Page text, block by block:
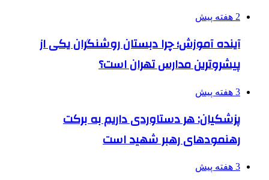
2 هفته پیش
آینده آموزش؛ چرا دبستان روشنگران یکی از
پیشروترین مدارس تهران است؟
3 هفته پیش
پزشکیان: هر دستاوردی داریم به برکت
رهنمودهای رهبر شهید است
3 هفته پیش